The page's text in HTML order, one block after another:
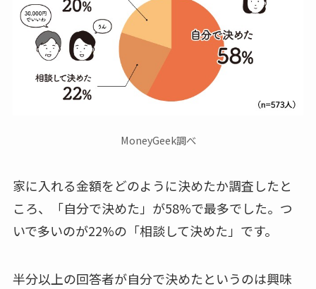
MoneyGeek調べ
家に入れる金額をどのように決めたか調査したと
ころ、
「自分で決めた」が58%で最多でした。つ
いで多いのが22%の「相談して決めた」です。
半分以上の回答者が自分で決めたというのは興味